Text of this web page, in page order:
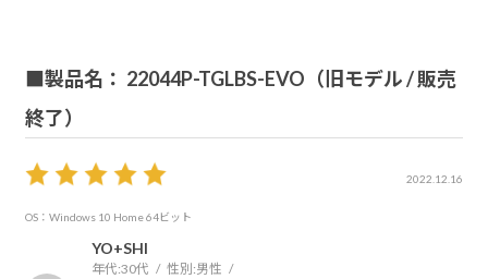
次は、15.6型のノートタイプをMoouseで購入を考えていま
■製品名： 22044P-TGLBS-EVO（旧モデル / 販売
終了）
2022.12.16
OS：Windows 10 Home 64ビット
YO+SHI
年代:30代 性別:男性